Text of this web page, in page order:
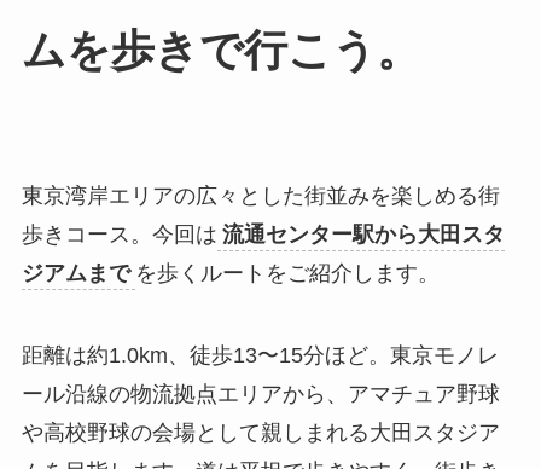
ムを歩きで行こう。
東京湾岸エリアの広々とした街並みを楽しめる街
歩きコース。今回は 流通センター駅から大田スタ
ジアムまで を歩くルートをご紹介します。
距離は約1.0km、徒歩13〜15分ほど。東京モノレ
ール沿線の物流拠点エリアから、アマチュア野球
や高校野球の会場として親しまれる大田スタジア